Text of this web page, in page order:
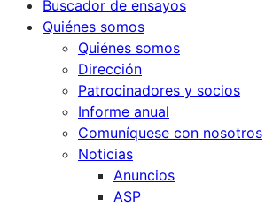
Buscador de ensayos
Quiénes somos
Quiénes somos
Dirección
Patrocinadores y socios
Informe anual
Comuníquese con nosotros
Noticias
Anuncios
ASP